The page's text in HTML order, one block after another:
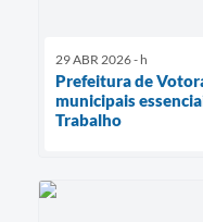
29 ABR 2026 - h
Prefeitura de
municipais
Trabalho